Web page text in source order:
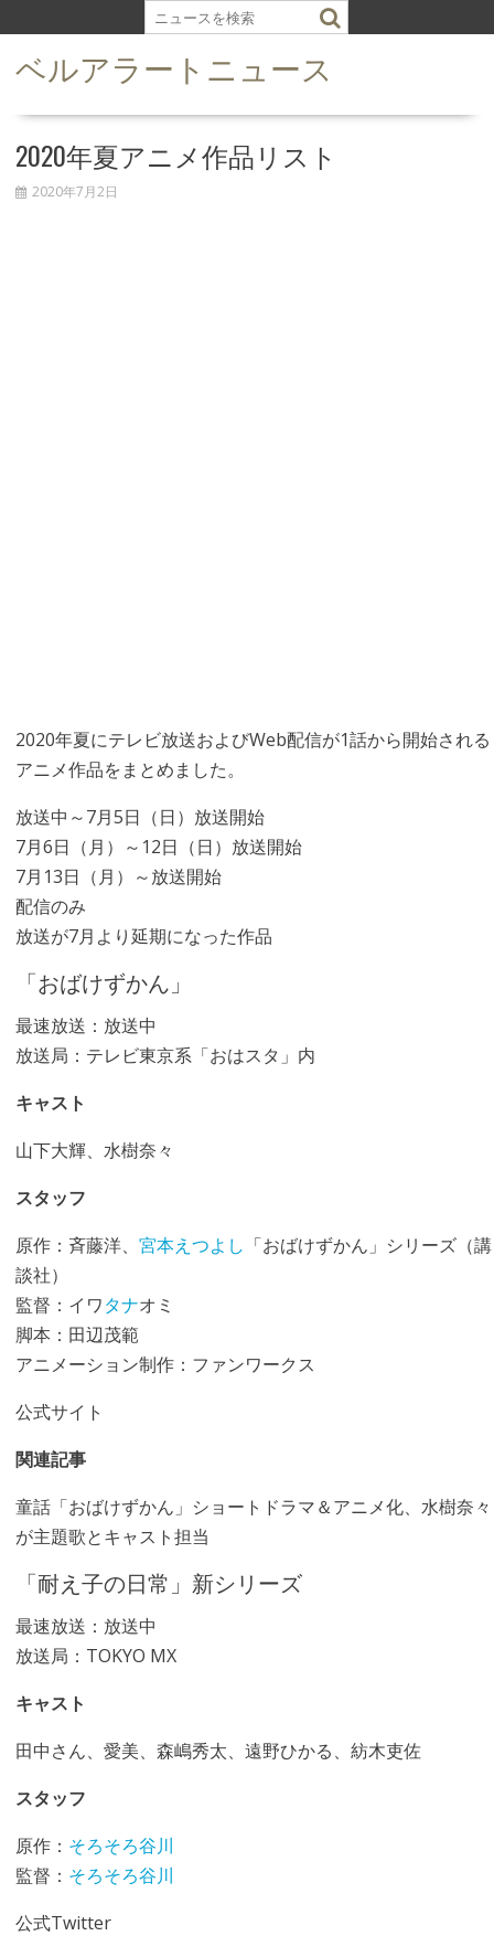
k
ベルアラートニュース
2020年夏アニメ作品リスト
2020年7月2日
2020年夏にテレビ放送およびWeb配信が1話から開始される
アニメ作品をまとめました。
放送中～7月5日（日）放送開始
7月6日（月）～12日（日）放送開始
7月13日（月）～放送開始
配信のみ
放送が7月より延期になった作品
「おばけずかん」
最速放送：放送中
放送局：テレビ東京系「おはスタ」内
キャスト
山下大輝、水樹奈々
スタッフ
原作：斉藤洋、 宮本えつよし 「おばけずかん」シリーズ（講
談社）
監督：イワタナオミ
脚本：田辺茂範
アニメーション制作：ファンワークス
公式サイト
関連記事
童話「おばけずかん」ショートドラマ＆アニメ化、水樹奈々
が主題歌とキャスト担当
「耐え子の日常」新シリーズ
最速放送：放送中
放送局：TOKYO MX
キャスト
田中さん、愛美、森嶋秀太、遠野ひかる、紡木吏佐
スタッフ
原作： そろそろ谷川
監督： そろそろ谷川
公式Twitter